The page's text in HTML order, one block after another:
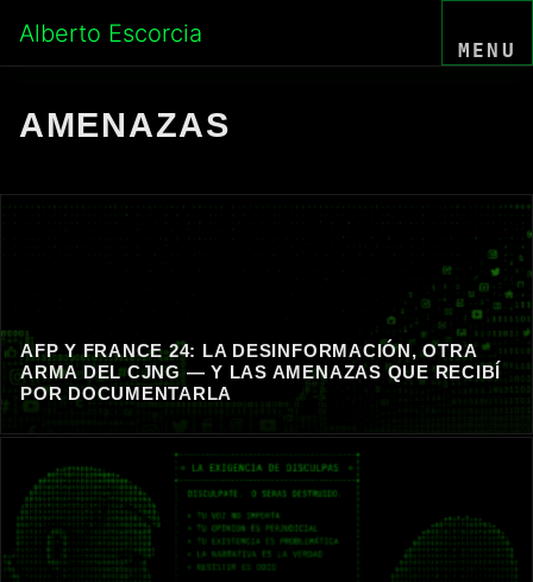
content
Alberto Escorcia
MENU
AMENAZAS
AFP Y FRANCE 24: LA DESINFORMACIÓN, OTRA
ARMA DEL CJNG — Y LAS AMENAZAS QUE RECIBÍ
POR DOCUMENTARLA